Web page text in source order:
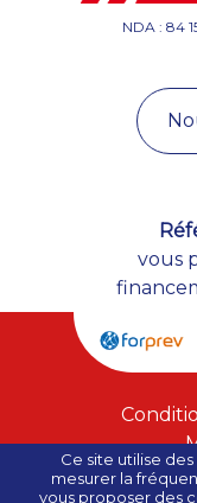
NDA : 84
vous
Ce site utilise
mesurer la
vous proposer des